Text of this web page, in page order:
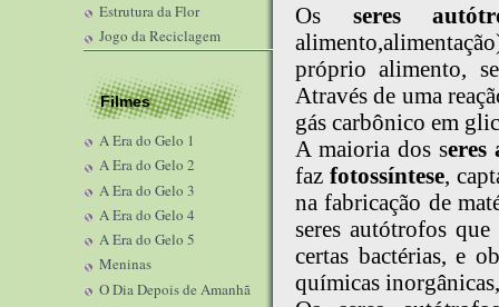
Estrutura da Flor
Jogo da Reciclagem
Filmes
A Era do Gelo 1
A Era do Gelo 2
A Era do Gelo 3
A Era do Gelo 4
A Era do Gelo 5
Meninas
O Dia Depois de Amanhã
Os seres
próprio alimento,
Através de uma
gás carbônico em
A maioria dos seres
faz fotossíntese,
na fabricação de
seres autótrofos
certas bactérias, e
químicas